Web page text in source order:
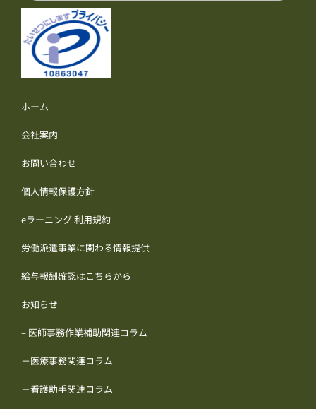
ホーム
会社案内
お問い合わせ
個人情報保護方針
eラーニング 利用規約
労働派遣事業に関わる情報提供
給与報酬確認はこちらから
お知らせ
– 医師事務作業補助関連コラム
－医療事務関連コラム
－看護助手関連コラム